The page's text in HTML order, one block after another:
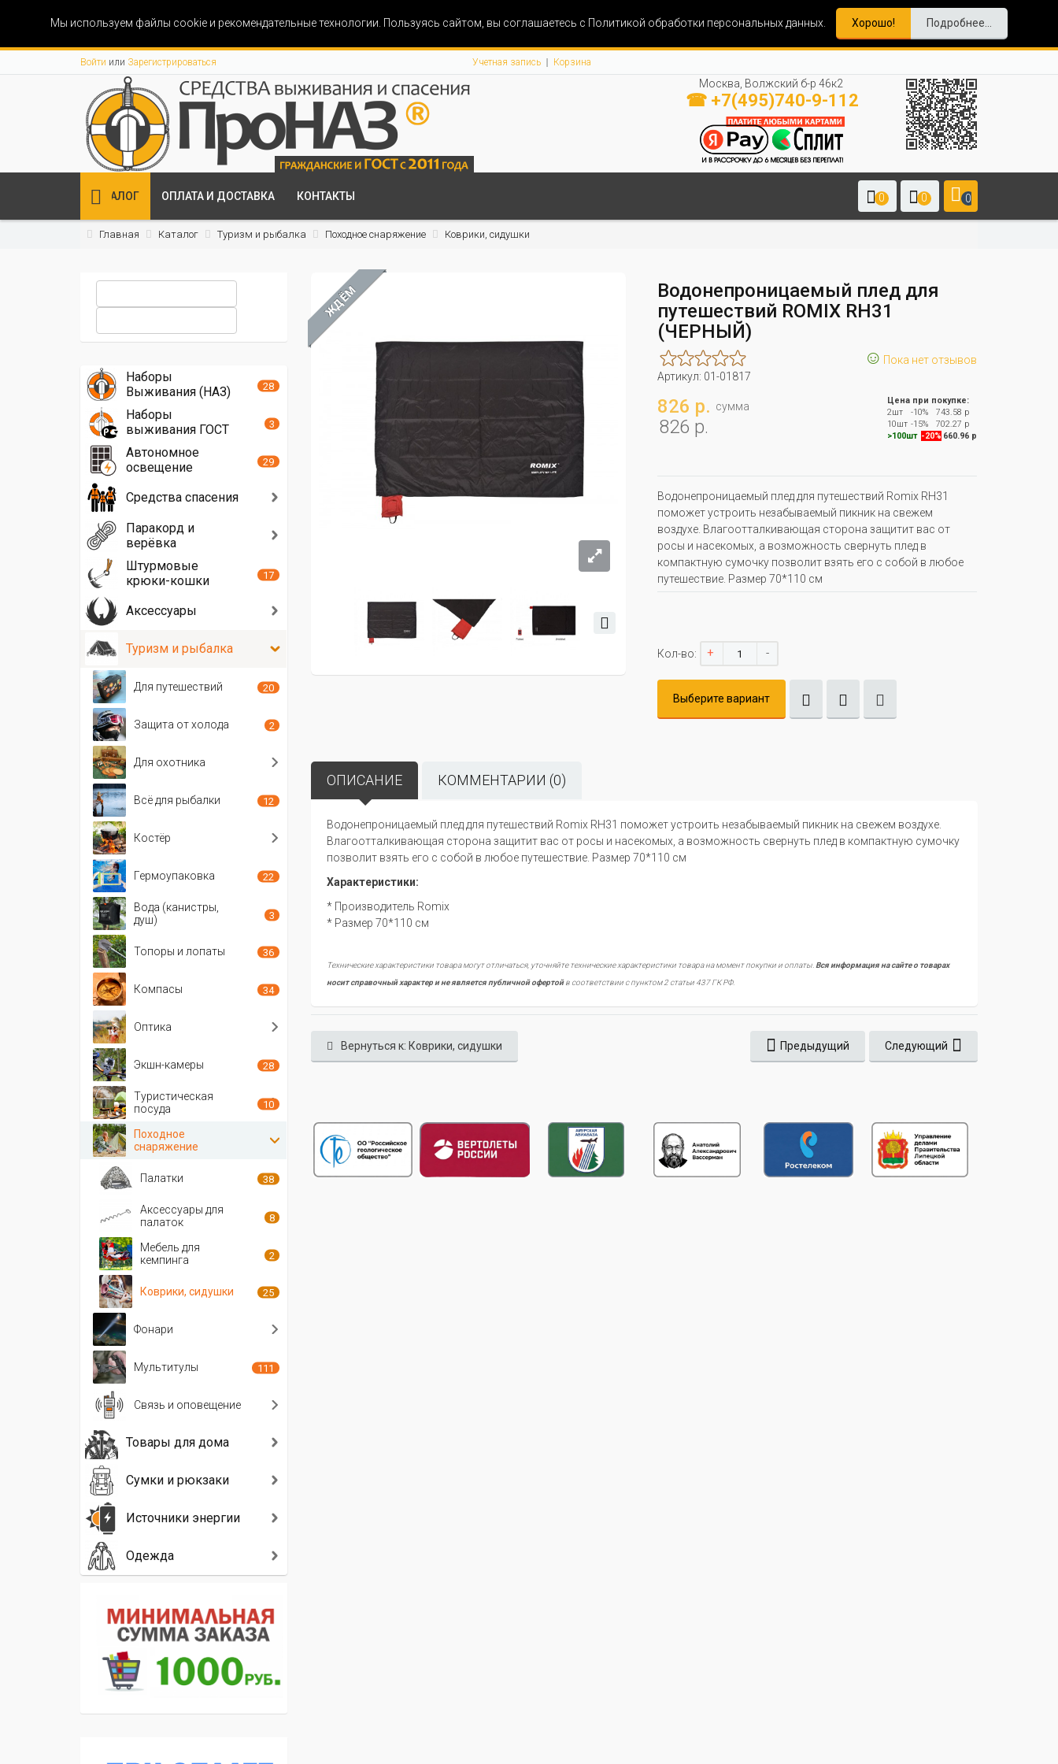
Мы используем файлы cookie и рекомендательные технологии. Пользуясь сайтом, вы соглашаетесь с Политикой обработки персональных данных. Хорошо! Подробнее...
Войти или Зарегистрироваться Учетная запись Корзина
Москва, Волжский б-р 46к2
☎ +7(495)740-9-112
КАТАЛОГ ОПЛАТА И ДОСТАВКА КОНТАКТЫ 0 0 0
Главная Каталог Туризм и рыбалка Походное снаряжение Коврики, сидушки
ЖДЁМ
Водонепроницаемый плед для
путешествий ROMIX RH31
(ЧЕРНЫЙ)
☺ Пока нет отзывов
Артикул: 01-01817
826 р. сумма
826 р.
Цена при покупке:
2шт
-10%
743.58 р
10шт -15%
702.27 р
>100шт -20% 660.96 р
Водонепроницаемый плед для путешествий Romix RH31
поможет устроить незабываемый пикник на свежем
воздухе. Влагоотталкивающая сторона защитит вас от
росы и насекомых, а возможность свернуть плед в
компактную сумочку позволит взять его с собой в любое
путешествие. Размер 70*110 см
Кол-во: + -
Выберите вариант
ОПИСАНИЕ КОММЕНТАРИИ (0)
Водонепроницаемый плед для путешествий Romix RH31 поможет устроить незабываемый пикник на свежем воздухе.
Влагоотталкивающая сторона защитит вас от росы и насекомых, а возможность свернуть плед в компактную сумочку
позволит взять его с собой в любое путешествие. Размер 70*110 см
Характеристики:
* Производитель Romix
* Размер 70*110 см
Технические характеристики товара могут отличаться, уточняйте технические характеристики товара на момент покупки и оплаты. Вся информация на сайте о товарах
носит справочный характер и не является публичной офертойв соответствии с пунктом 2 статьи 437 ГК РФ.
Вернуться к: Коврики, сидушки Предыдущий Следующий
Наборы
Выживания (НАЗ)
28
Наборы
выживания ГОСТ
3
Автономное
освещение
29
Средства спасения
Паракорд и
верёвка
Штурмовые
крюки-кошки
17
Аксессуары
Туризм и рыбалка
Для путешествий 20
Защита от холода 2
Для охотника
Всё для рыбалки 12
Костёр
Гермоупаковка 22
Вода (канистры,
душ)
3
Топоры и лопаты 36
Компасы 34
Оптика
Экшн-камеры 28
Туристическая
посуда
10
Походное
снаряжение
Палатки 38
Аксессуары для
палаток
8
Мебель для
кемпинга
2
Коврики, сидушки 25
Фонари
Мультитулы 111
Связь и оповещение
Товары для дома
Сумки и рюкзаки
Источники энергии
Одежда